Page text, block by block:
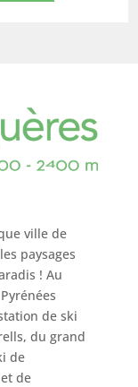
ville de
paysages
! Au
de ski
du grand
de
de